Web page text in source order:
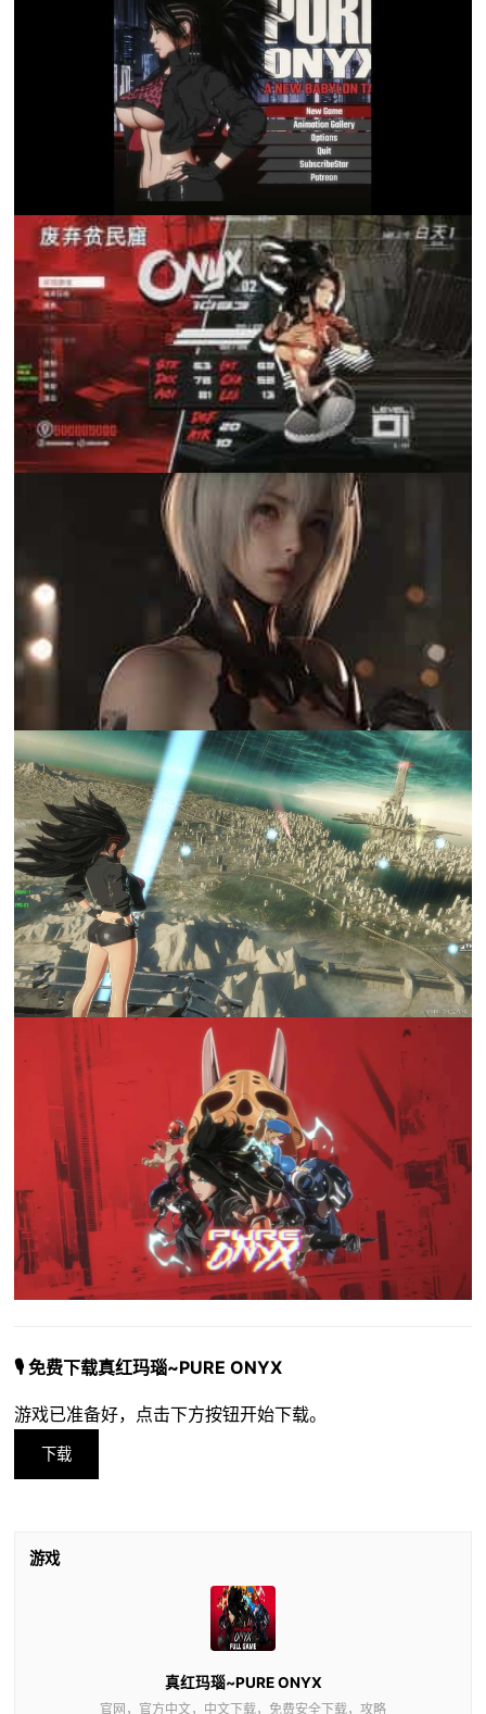
🎙️ 免费下载真红玛瑙~PURE ONYX
游戏已准备好，点击下方按钮开始下载。
下载
游戏
真红玛瑙~PURE ONYX
官网，官方中文，中文下载，免费安全下载，攻略